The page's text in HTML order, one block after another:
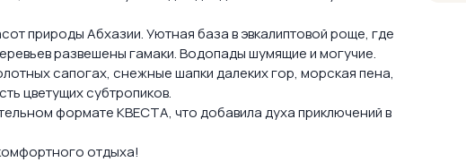
природы Абхазии. Уютная база в эвкалиптовой роще, где
развешены гамаки. Водопады шумящие и могучие.
сапогах, снежные шапки далеких гор, морская пена,
цветущих субтропиков.
формате КВЕСТА, что добавила духа приключений в
отдыха!